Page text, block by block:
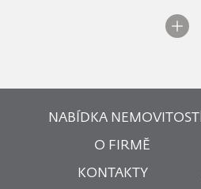
NABÍDKA NEMOVITOSTÍ
O FIRMĚ
KONTAKTY